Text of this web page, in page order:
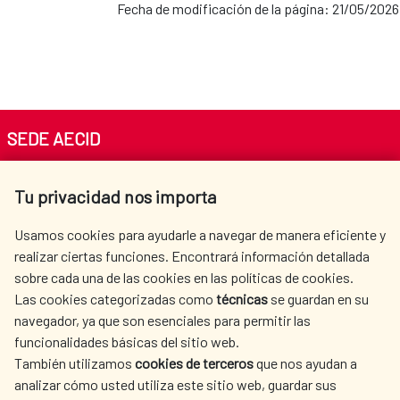
Fecha de modificación de la página: 21/05/2026
Tu privacidad nos importa
Usamos cookies para ayudarle a navegar de manera eficiente y
realizar ciertas funciones. Encontrará información detallada
sobre cada una de las cookies en las políticas de cookies.
Las cookies categorizadas como técnicas se guardan en su
navegador, ya que son esenciales para permitir las
funcionalidades básicas del sitio web.
También utilizamos cookies de tercerosque nos ayudan a
analizar cómo usted utiliza este sitio web, guardar sus
SEDE AECID
Tel. +34 900 20 30 54​​​​​​​
AECID
WHERE DO WE COOPERATE?
SPANISH HUMANITARIAN
ACTION
PRESS ROOM
CULTURE AND SCIENCE LIBRARY